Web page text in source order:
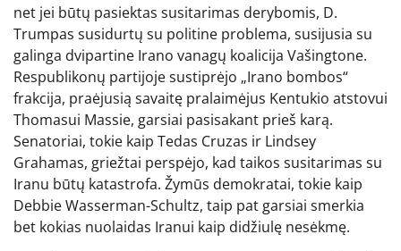
net jei būtų pasiektas susitarimas derybomis, D.
Trumpas susidurtų su politine problema, susijusia su
galinga dvipartine Irano vanagų ​​koalicija Vašingtone.
Respublikonų partijoje sustiprėjo „Irano bombos“
frakcija, praėjusią savaitę pralaimėjus Kentukio atstovui
Thomasui Massie, garsiai pasisakant prieš karą.
Senatoriai, tokie kaip Tedas Cruzas ir Lindsey
Grahamas, griežtai perspėjo, kad taikos susitarimas su
Iranu būtų katastrofa. Žymūs demokratai, tokie kaip
Debbie Wasserman-Schultz, taip pat garsiai smerkia
bet kokias nuolaidas Iranui kaip didžiulę nesėkmę.